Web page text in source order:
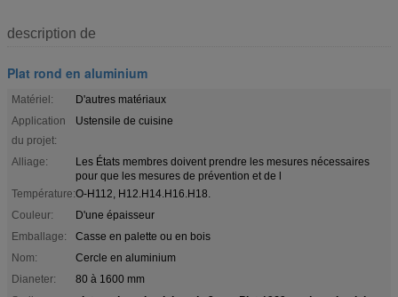
description de
Plat rond en aluminium
Matériel:
D'autres matériaux
Application
du projet:
Ustensile de cuisine
Alliage:
Les États membres doivent prendre les mesures nécessaires
pour que les mesures de prévention et de l
Température:O-H112, H12.H14.H16.H18.
Couleur:
D'une épaisseur
Emballage:
Casse en palette ou en bois
Nom:
Cercle en aluminium
Dianeter:
80 à 1600 mm